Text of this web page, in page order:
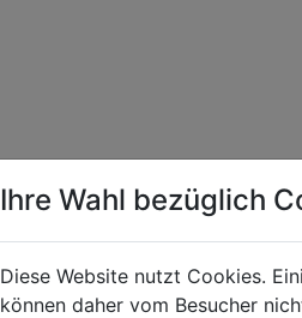
Das
Ihre Wahl bezüglich
Diese Website nutzt Cookies.
können daher vom Besucher